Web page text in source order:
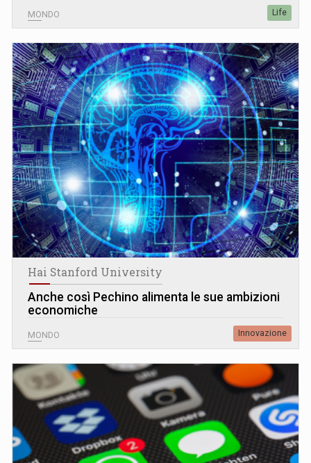
MONDO Life
Hai Stanford University
Anche così Pechino alimenta le sue ambizioni
economiche
MONDO Innovazione